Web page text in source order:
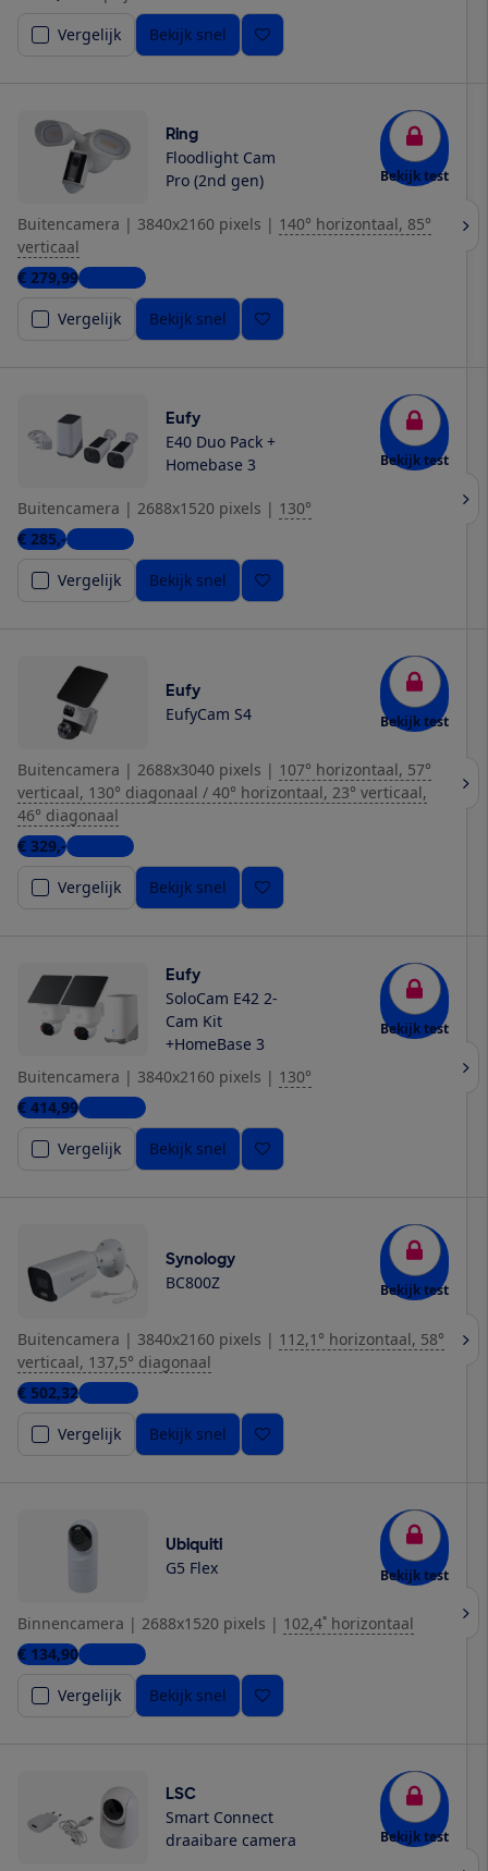
Vergelijk
Bekijk snel
Ring
Floodlight Cam
Pro (2nd gen)
Bekijk test
Buitencamera | 3840x2160 pixels | 140° horizontaal, 85°
verticaal
€ 279,994 winkels
Vergelijk
Bekijk snel
Eufy
E40 Duo Pack +
Homebase 3
Bekijk test
Buitencamera | 2688x1520 pixels | 130°
€ 285,-3 winkels
Vergelijk
Bekijk snel
Eufy
EufyCam S4 Bekijk test
Buitencamera | 2688x3040 pixels | 107° horizontaal, 57°
verticaal, 130° diagonaal / 40° horizontaal, 23° verticaal,
46° diagonaal
€ 329,-6 winkels
Vergelijk
Bekijk snel
Eufy
SoloCam E42 2-
Cam Kit
+HomeBase 3
Bekijk test
Buitencamera | 3840x2160 pixels | 130°
€ 414,996 winkels
Vergelijk
Bekijk snel
Synology
BC800Z Bekijk test
Buitencamera | 3840x2160 pixels | 112,1° horizontaal, 58°
verticaal, 137,5° diagonaal
€ 502,321 winkel
Vergelijk
Bekijk snel
Ubiquiti
G5 Flex Bekijk test
Binnencamera | 2688x1520 pixels | 102,4˚ horizontaal
€ 134,902 winkels
Vergelijk
Bekijk snel
LSC
Smart Connect
draaibare camera
Bekijk test